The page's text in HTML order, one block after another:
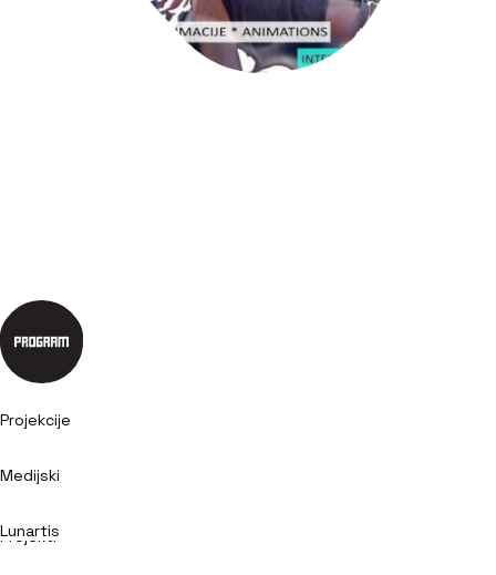
Projekcije
Medijski
Projekti
Lunartis